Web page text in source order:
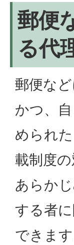
郵便
る代
郵便な
かつ、
められ
載制度
あらか
する者
できま